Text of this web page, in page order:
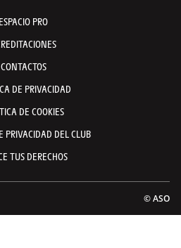
ESPACIO PRO
CONTACTOS
DE PRIVACIDAD
DE COOKIES
PRIVACIDAD DEL CLUB
TUS DERECHOS
© ASO